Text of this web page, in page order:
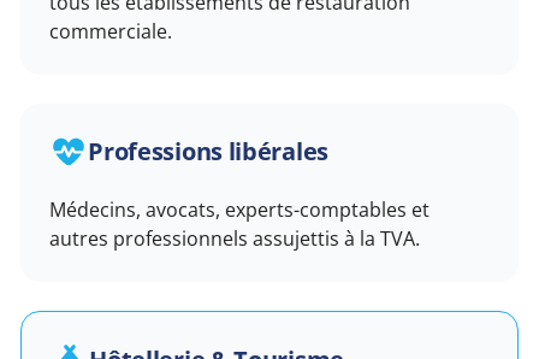
commerciale.
Professions libérales
Médecins, avocats, experts-comptables et
autres professionnels assujettis à la TVA.